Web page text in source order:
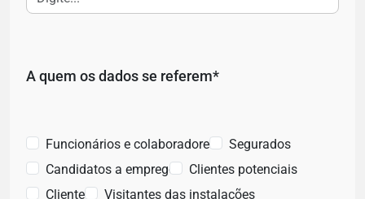
A quem os dados se referem*
Funcionários e colaboradores
Segurados
Candidatos a emprego
Clientes potenciais
Clientes
Visitantes das instalações